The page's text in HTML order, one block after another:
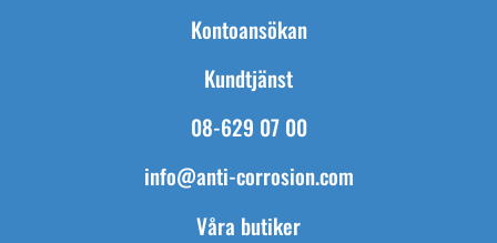
Kontoansökan
Kundtjänst
08-629 07 00
info@anti-corrosion.com
Våra butiker